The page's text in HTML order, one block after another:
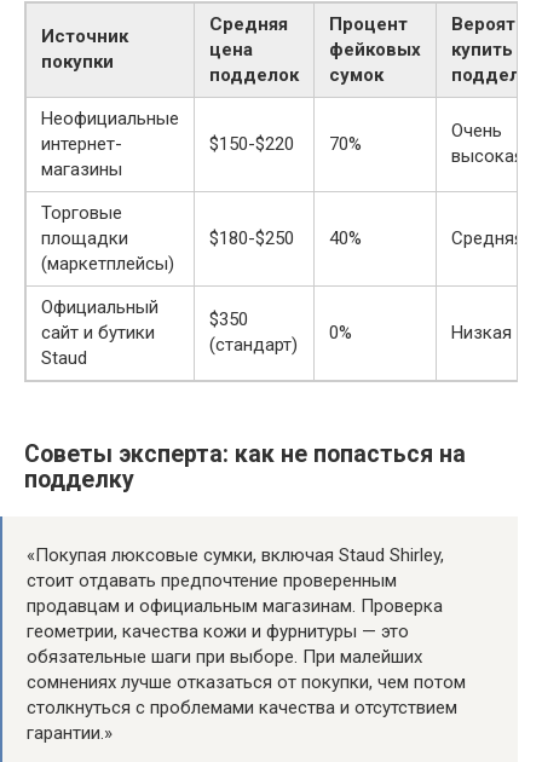
Источник
покупки
Средняя
цена
подделок
Процент
фейковых
сумок
купить
подделку
Неофициальные
интернет-
магазины
$150-$220 70%
Очень
высокая
Торговые
площадки
(маркетплейсы)
$180-$250 40% Средняя
Официальный
сайт и бутики
Staud
$350
(стандарт)
0% Низкая
Советы эксперта: как не попасться на
подделку
«Покупая люксовые сумки, включая Staud Shirley,
стоит отдавать предпочтение проверенным
продавцам и официальным магазинам. Проверка
геометрии, качества кожи и фурнитуры — это
обязательные шаги при выборе. При малейших
сомнениях лучше отказаться от покупки, чем потом
столкнуться с проблемами качества и отсутствием
гарантии.»